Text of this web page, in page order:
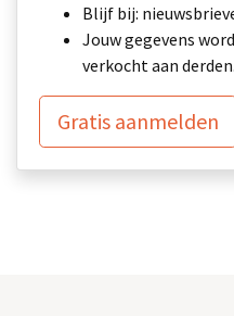
Blijf bij:
Jouw gegevens
verkocht aan derden.
Gratis aanmelden